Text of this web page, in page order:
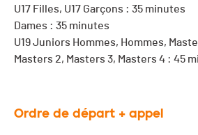
U17 Filles, U17 Garçons : 35 minutes
Dames : 35 minutes
U19 Juniors Hommes, Hommes,
Masters 2, Masters 3, Masters 4 : 45
Ordre de départ + appel